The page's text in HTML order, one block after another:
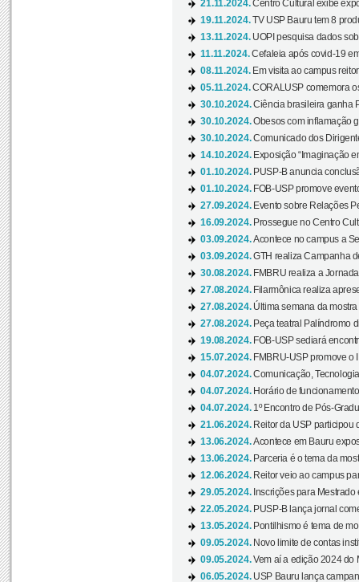
21.11.2024.Centro Cultural exibe
19.11.2024.TV USP Bauru tem 8
13.11.2024. UOPI pesquisa dados
11.11.2024.Cefaleia após covid-19
08.11.2024. Em visita ao campus
05.11.2024.CORALUSP comemora
30.10.2024.Ciência brasileira ganha
30.10.2024.Obesos com inflamação
30.10.2024.Comunicado dos
14.10.2024. Exposição “Imaginação
01.10.2024. PUSP-B anuncia
01.10.2024. FOB-USP promove
27.09.2024. Evento sobre Relações
16.09.2024. Prossegue no Centro
03.09.2024.Acontece no campus a
03.09.2024.GTH realiza Campanha
30.08.2024. FMBRU realiza a
27.08.2024. Filarmônica realiza
27.08.2024. Última semana da
27.08.2024. Peça teatral Palíndromo
19.08.2024. FOB-USP sediará
15.07.2024. FMBRU-USP promove o
04.07.2024.Comunicação,
04.07.2024. Horário de
04.07.2024. 1º Encontro de Pós-
21.06.2024. Reitor da USP participou
13.06.2024.Acontece em Bauru
13.06.2024. Parceria é o tema da
12.06.2024. Reitor veio ao campus
29.05.2024. Inscrições para
22.05.2024. PUSP-B lança jornal
13.05.2024. Pontilhismo é tema de
09.05.2024. Novo limite de contas
09.05.2024.Vem aí a edição 2024 do
06.05.2024. USP Bauru lança